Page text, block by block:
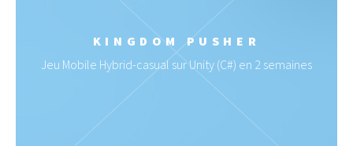
KINGDOM PUSHER
Jeu Mobile Hybrid-casual sur Unity (C#) en 2 semaines